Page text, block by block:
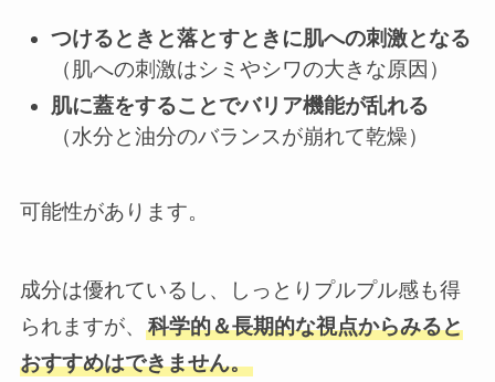
つけるときと落とすときに肌への刺激となる
（肌への刺激はシミやシワの大きな原因）
肌に蓋をすることでバリア機能が乱れる
（水分と油分のバランスが崩れて乾燥）
可能性があります。
成分は優れているし、しっとりプルプル感も得
られますが、 科学的＆長期的な視点からみると
おすすめはできません。